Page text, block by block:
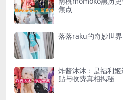
焦点
落落raku的奇妙世
炸酱沐沐：是福利
贴与收费真相揭秘